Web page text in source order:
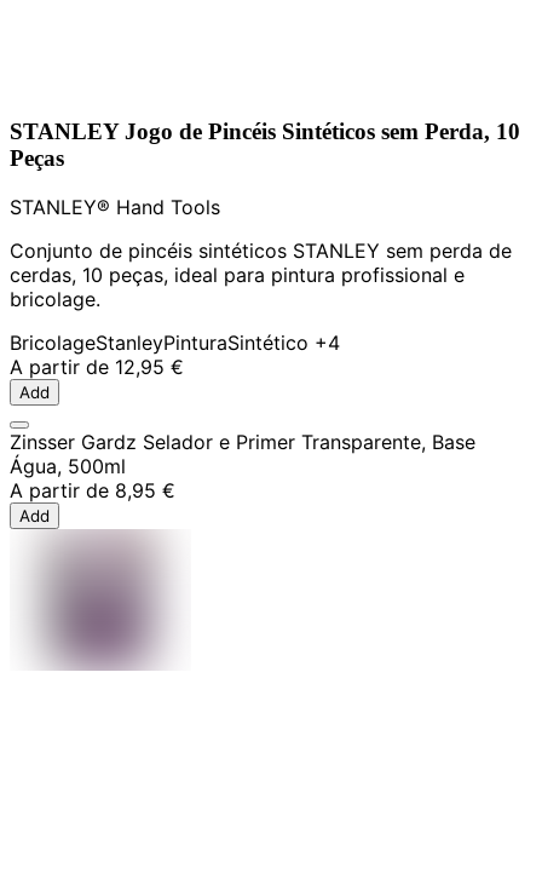
STANLEY Jogo de Pincéis Sintéticos sem Perda, 10
Peças
STANLEY® Hand Tools
Conjunto de pincéis sintéticos STANLEY sem perda de
cerdas, 10 peças, ideal para pintura profissional e
bricolage.
BricolageStanleyPinturaSintético +4
A partir de 12,95 €
Add
Zinsser Gardz Selador e Primer Transparente, Base
Água, 500ml
A partir de 8,95 €
Add